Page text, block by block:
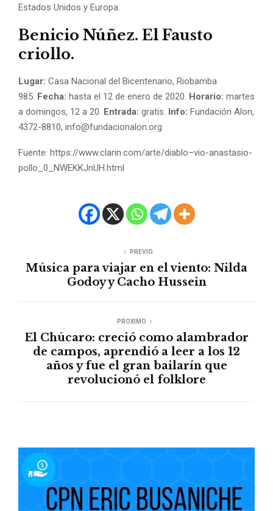
Estados Unidos y Europa.
Benicio Núñez. El Fausto
criollo.
Lugar: Casa Nacional del Bicentenario, Riobamba
985. Fecha: hasta el 12 de enero de 2020. Horario: martes
a domingos, 12 a 20. Entrada: gratis. Info: Fundación Alon,
4372-8810, info@fundacionalon.org
Fuente: https://www.clarin.com/arte/diablo–vio-anastasio-
pollo_0_NWEKKJnUH.html
PREVIO
Música para viajar en el viento: Nilda
Godoy y Cacho Hussein
PROXIMO
El Chúcaro: creció como alambrador
de campos, aprendió a leer a los 12
años y fue el gran bailarín que
revolucionó el folklore